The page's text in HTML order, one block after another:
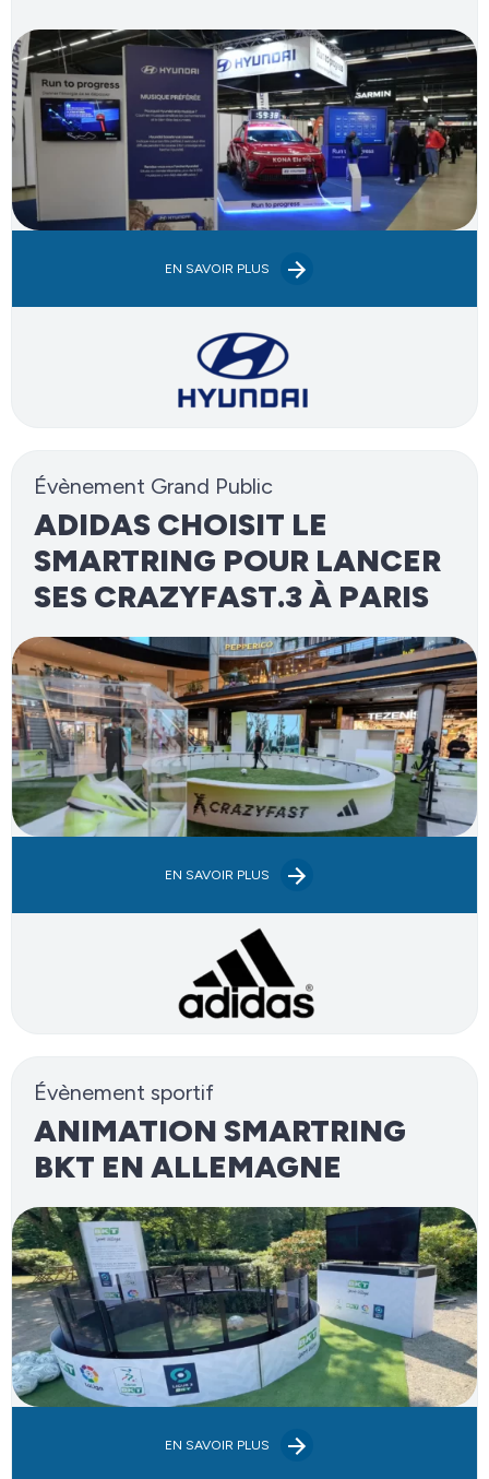
EN SAVOIR PLUS
Évènement Grand Public
ADIDAS CHOISIT LE
SMARTRING POUR LANCER
SES CRAZYFAST.3 À PARIS
EN SAVOIR PLUS
Évènement sportif
ANIMATION SMARTRING
BKT EN ALLEMAGNE
EN SAVOIR PLUS